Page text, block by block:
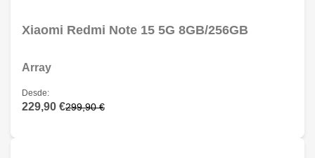
Xiaomi Redmi Note 15 5G 8GB/256GB
Array
Desde:
229,90 €299,90 €